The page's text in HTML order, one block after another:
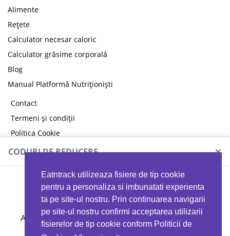
Eatntrack utilizeaza fisiere de tip cookie
pentru a personaliza si imbunatati experienta
ta pe site-ul nostru. Prin continuarea navigarii
pe site-ul nostru confirmi acceptarea utilizarii
fisierelor de tip cookie conform Politicii de
Alimente
Rețete
Calculator necesar caloric
Calculator grăsime corporală
Blog
Manual Platformă Nutriționiști
Contact
Termeni și condiții
Politica Cookie
Politica de confidențialitate
CODURI DE REDUCERE ×
MYPROTEIN
Ai 40%reducere la orice comandă folosind codul
EATTRACK